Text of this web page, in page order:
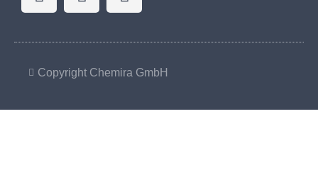
Copyright Chemira GmbH